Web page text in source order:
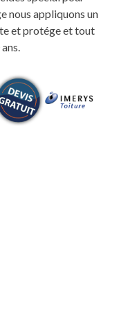
nous appliquons un
et protége et tout